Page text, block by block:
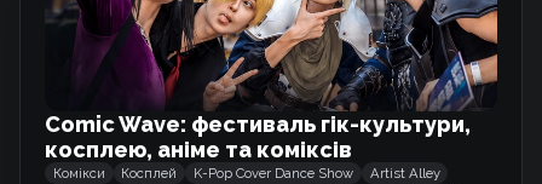
Я думала, це звичайний ісекай
Манхва
Лиходійка змінює жанр!
Манхва
Comic Wave: фестиваль гік-культури,
косплею, аніме та коміксів
Комікси Косплей K-Pop Cover Dance Show
Artist Alley